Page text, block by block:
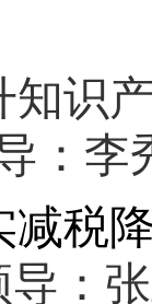
知识
：李
减税
导：